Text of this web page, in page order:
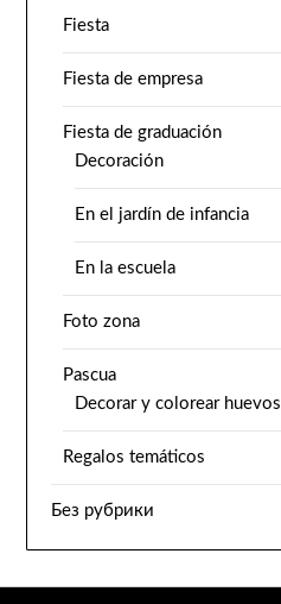
Fiesta
Fiesta de empresa
Fiesta de graduación
Decoración
En el jardín de infancia
En la escuela
Foto zona
Pascua
Decorar y colorear huevos
Regalos temáticos
Без рубрики